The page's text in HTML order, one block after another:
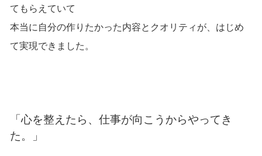
てもらえていて
本当に自分の作りたかった内容とクオリティが、はじめ
て実現できました。
「心を整えたら、仕事が向こうからやってき
た。」